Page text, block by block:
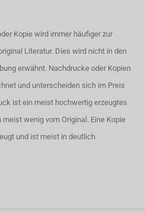
Kopie wird immer häufiger zur
Literatur. Dies wird nicht in den
erwähnt. Nachdrucke oder Kopien
und unterscheiden sich im Preis
ist ein meist hochwertig erzeugtes
wenig vom Original. Eine Kopie
und ist meist in deutlich